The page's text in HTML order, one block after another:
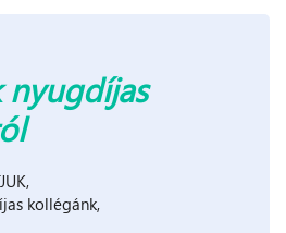
nyugdíjas
kollégánk,